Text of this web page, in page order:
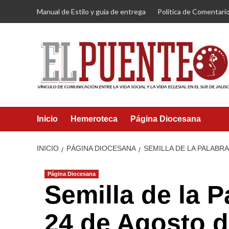
Manual de Estilo y guía de entrega Política de
Inicio Hemeroteca Página Diocesana
INICIO PÁGINA DIOCESANA SEMILLA DE LA
Página Diocesana
Semilla de la
24 de Agosto